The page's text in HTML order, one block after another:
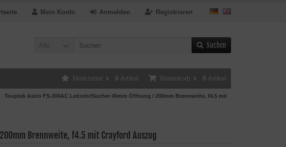
Registrieren
Anmelden
Mein Konto
Alle Suchen
Warenkorb 0 Artikel
Merkzettel 0 Artikel
Touptek Astro FS-200AC Leitrohr/Sucher 45mm Öffnung / 200mm Brennweite, f4.5 mit
Brennweite, f4.5 mit Crayford Auszug